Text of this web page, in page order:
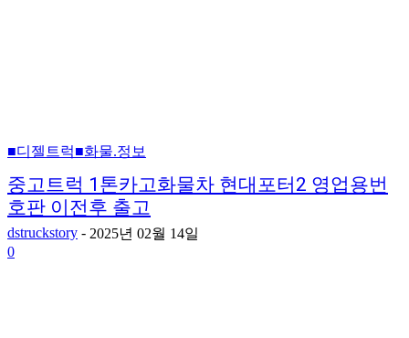
■디젤트럭■화물.정보
중고트럭 1톤카고화물차 현대포터2 영업용번
호판 이전후 출고
dstruckstory - 2025년 02월 14일
0